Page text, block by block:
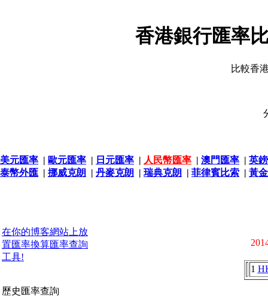
香港銀行匯率
比較香
美元匯率 | 歐元匯率 | 日元匯率 | 人民幣匯率 | 澳門匯率 | 英
泰幣外匯 | 挪威克朗 | 丹麥克朗 | 瑞典克朗 | 菲律賓比索 | 黃
在你的博客網站上放
置匯率換算匯率查詢
工具!
歷史匯率查詢
1